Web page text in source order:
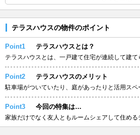
テラスハウスの物件のポイント
Point1 テラスハウスとは？
テラスハウスとは、一戸建て住宅が連続して建て
Point2 テラスハウスのメリット
駐車場がついていたり、庭があったりと活用スペ
Point3 今回の特集は…
家族だけでなく友人ともルームシェアして住める